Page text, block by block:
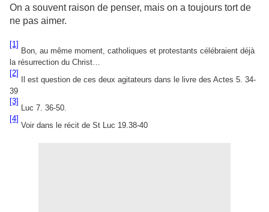
On a souvent raison de penser, mais on a toujours tort de
ne pas aimer.
[1]
Bon, au même moment, catholiques et protestants célébraient déjà
la résurrection du Christ…
[2]
Il est question de ces deux agitateurs dans le livre des Actes 5. 34-
39
[3]
Luc 7. 36-50.
[4]
Voir dans le récit de St Luc 19.38-40